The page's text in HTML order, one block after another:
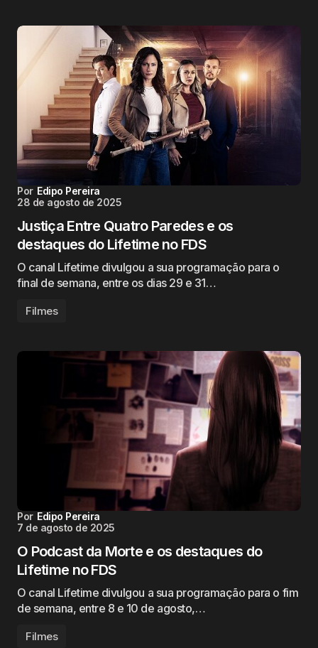
Por Edipo Pereira
28 de agosto de 2025
Justiça Entre Quatro Paredes e os
destaques do Lifetime no FDS
O canal Lifetime divulgou a sua programação para o
final de semana, entre os dias 29 e 31…
Filmes
Por Edipo Pereira
7 de agosto de 2025
O Podcast da Morte e os destaques do
Lifetime no FDS
O canal Lifetime divulgou a sua programação para o fim
de semana, entre 8 e 10 de agosto,…
Filmes